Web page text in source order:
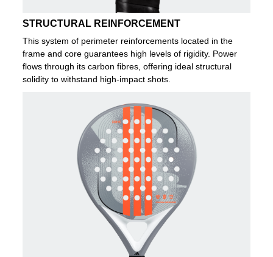
STRUCTURAL REINFORCEMENT
This system of perimeter reinforcements located in the
frame and core guarantees high levels of rigidity. Power
flows through its carbon fibres, offering ideal structural
solidity to withstand high-impact shots.